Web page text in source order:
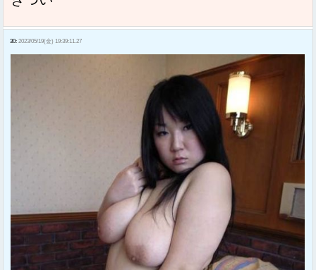
30: 2023/05/19(金) 19:39:11.27